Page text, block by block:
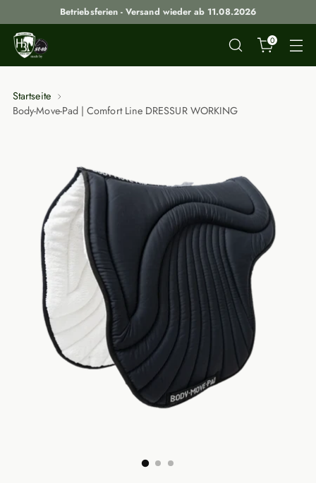
Betriebsferien - Versand wieder ab 11.08.2026
0
Startseite
Body-Move-Pad | Comfort Line DRESSUR WORKING